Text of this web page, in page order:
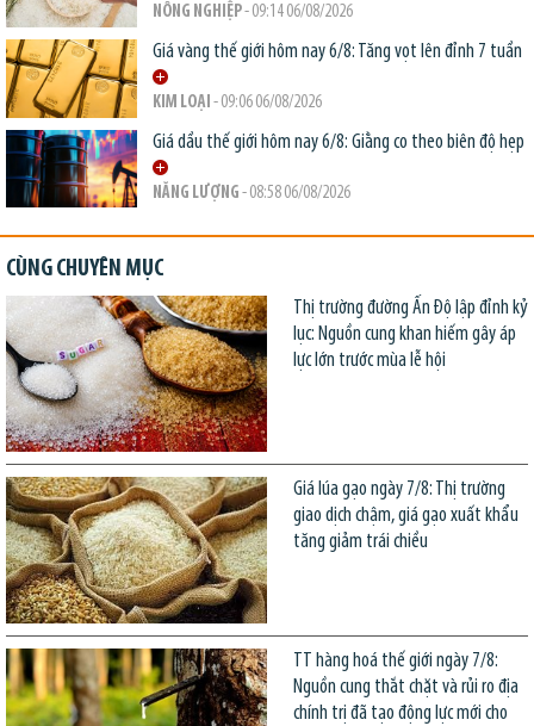
NÔNG NGHIỆP- 09:14 06/08/2026
Giá vàng thế giới hôm nay 6/8: Tăng vọt lên đỉnh 7 tuần
KIM LOẠI - 09:06 06/08/2026
Giá dầu thế giới hôm nay 6/8: Giằng co theo biên độ hẹp
NĂNG LƯỢNG - 08:58 06/08/2026
CÙNG CHUYÊN MỤC
Thị trường đường Ấn Độ lập đỉnh kỷ
lục: Nguồn cung khan hiếm gây áp
lực lớn trước mùa lễ hội
Giá lúa gạo ngày 7/8: Thị trường
giao dịch chậm, giá gạo xuất khẩu
tăng giảm trái chiều
TT hàng hoá thế giới ngày 7/8:
Nguồn cung thắt chặt và rủi ro địa
chính trị đã tạo động lực mới cho